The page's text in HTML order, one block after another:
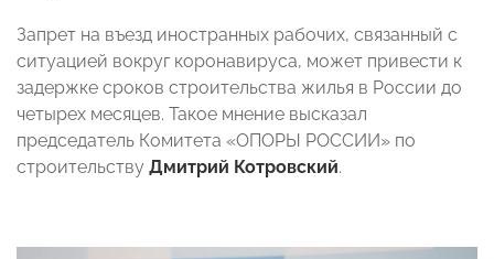
Запрет на въезд иностранных рабочих, связанный с
ситуацией вокруг коронавируса, может привести к
задержке сроков строительства жилья в России до
четырех месяцев. Такое мнение высказал
председатель Комитета «ОПОРЫ РОССИИ» по
строительству Дмитрий Котровский.